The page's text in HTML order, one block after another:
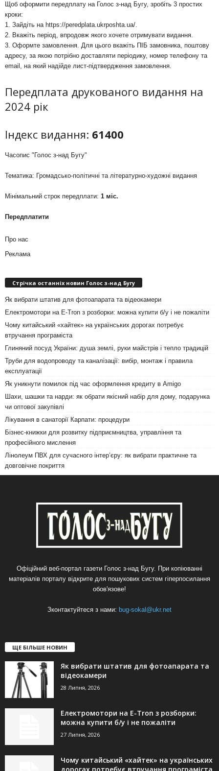
Щоб оформити передплату на Голос з-над Бугу, зробіть 3 простих
кроки:
1. Зайдіть на https://peredplata.ukrposhta.ua/.
2. Вкажіть період, впродовж якого хочете отримувати видання.
3. Оформте замовлення. Для цього вкажіть ПІБ замовника, поштову
адресу, за якою потрібно доставляти періодику, номер телефону та
email, на який надійде лист-підтвердження замовлення.
Передплата друкованого видання на
2024 рік
Індекс видання: 61400
Часопис "Голос з-над Бугу"
Тематика: Громадсько-політичні та літературно-художні видання
Мінімальний строк передплати: 1 міс.
Передплатити
Про нас
Реклама
Стрічка останніх новин Голос з-над Бугу
Як вибрати штатив для фотоапарата та відеокамери
Електромотори на E-Tron з розборки: можна купити б/у і не пожаліти
Чому китайський «хайтек» на українських дорогах потребує
втручання програміста
Глиняний посуд України: душа землі, руки майстрів і тепло традицій
Труби для водопроводу та каналізації: вибір, монтаж і правила
експлуатації
Як уникнути помилок під час оформлення кредиту в Amigo
Шахи, шашки та нарди: як обрати якісний набір для дому, подарунка
чи оптової закупівлі
Лікування в санаторії Карпати: процедури
Бізнес-книжки для розвитку підприємництва, управління та
професійного мислення
Лінолеум ПВХ для сучасного інтер’єру: як вибрати практичне та
довговічне покриття
Офіційний веб-портал газети Голос з-над Бугу. При копіюванні
матеріалів порталу відкрите для пошукових систем гіперпосилання
обов'язове!
Зконтактуйтеся з нами: bug-sokal@ukr.net
ЩЕ БІЛЬШЕ НОВИН
Як вибрати штатив для фотоапарата та
відеокамери
28 Липня, 2026
Електромотори на E-Tron з розборки:
можна купити б/у і не пожаліти
27 Липня, 2026
Чому китайський «хайтек» на українських